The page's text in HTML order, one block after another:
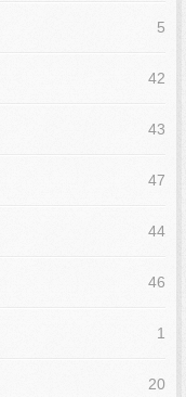
5
42
43
47
44
46
1
20